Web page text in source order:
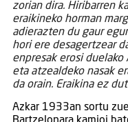
zorian dira. Hiribarren
eraikineko horman
adierazten du gaur
hori ere desagertzear
enpresak erosi
eta atzealdeko nasak
da orain. Eraikina ez
Azkar 1933an sortu